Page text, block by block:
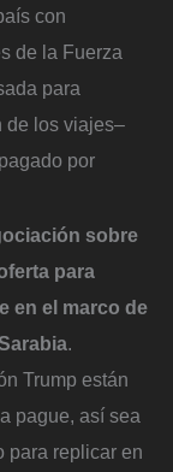
con
de la Fuerza
para
de los viajes–
por
sobre
para
en el marco de
.
Trump están
pague, así sea
para replicar en